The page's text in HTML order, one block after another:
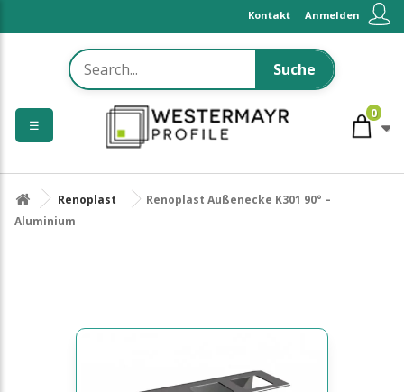
Anmelden
Kontakt
Suche
0
Renoplast
Renoplast Außenecke K301 90° –
Aluminium
☰